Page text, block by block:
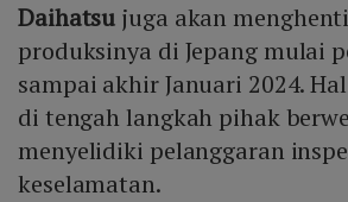
Daihatsu juga akan
produksinya di Jepang mulai
sampai akhir Januari 2024.
di tengah langkah pihak
menyelidiki pelanggaran
keselamatan.